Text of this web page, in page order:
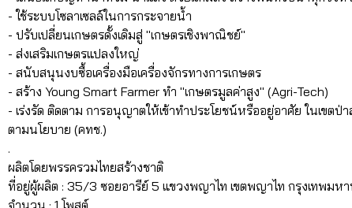
- ใช้ระบบโซลาเซลล์ในการกระจายน้ำ
- ปรับเปลี่ยนเกษตรดั้งเดิมสู่ "เกษตรเชิงพาณิชย์"
- ส่งเสริมเกษตรแปลงใหญ่
- สนับสนุนงบซื้อเครื่องมือเครื่องจักรทางการเกษตร
- สร้าง Young Smart Farmer ทำ "เกษตรมูลค่าสูง" (Agri-Tech)
- เร่งรัด ติดตาม การอนุญาตให้เข้าทำประโยชน์หรืออยู่อาศัย ในเขต
ตามนโยบาย (คทช.)
.
ผลิตโดยพรรครวมไทยสร้างชาติ
ที่อยู่ผู้ผลิต : 35/3 ซอยอารีย์ 5 แขวงพญาไท เขตพญาไท กรุงเทพมห
จำนวน : 1 โพสต์